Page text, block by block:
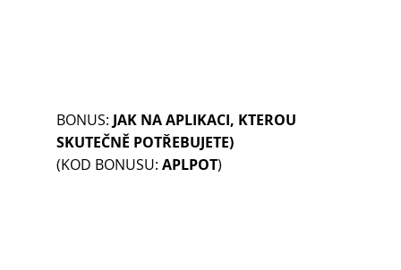
BONUS: JAK NA APLIKACI, KTEROU
SKUTEČNĚ POTŘEBUJETE)
(KOD BONUSU: APLPOT)